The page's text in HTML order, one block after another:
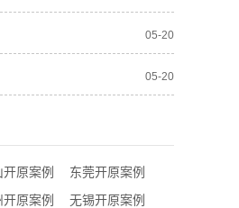
05-20
05-20
开原案例
东莞开原案例
开原案例
无锡开原案例